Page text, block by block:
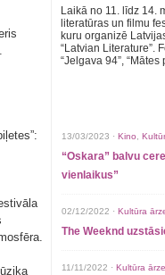
Laikā no 11. līdz 14.
literatūras un filmu
kuru organizē
“Latvian Literature”.
“Jelgava 94”,
13/03/2023 · Kino
“Oskara” balvu
vienlaikus”
02/12/2022 · Kultūra
The Weeknd
11/11/2022 · Kultūra